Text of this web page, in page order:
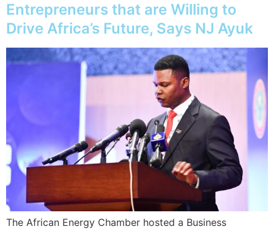
Entrepreneurs that are Willing to
Drive Africa’s Future, Says NJ Ayuk
The African Energy Chamber hosted a Business